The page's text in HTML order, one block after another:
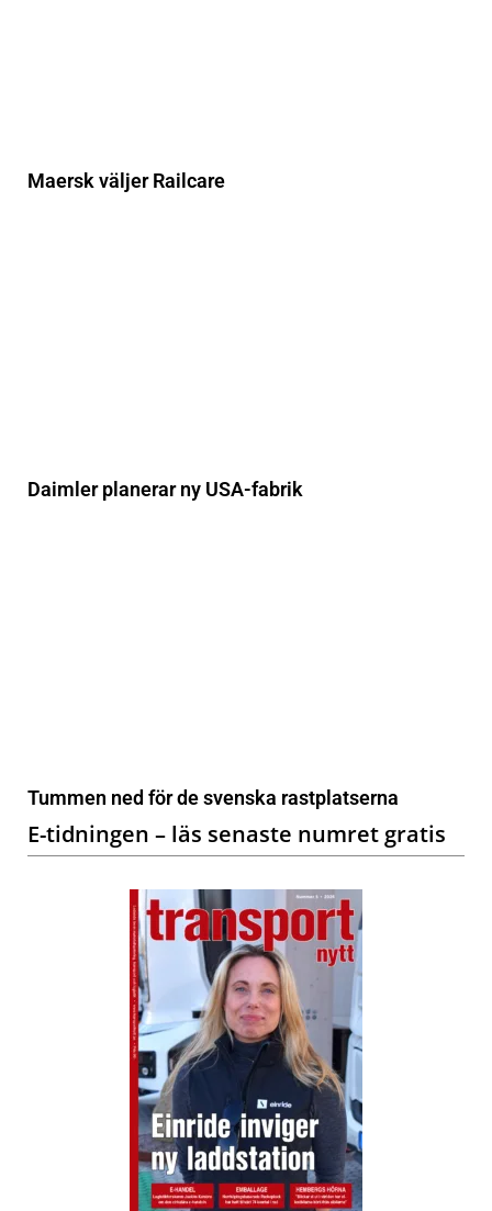
Maersk väljer Railcare
Daimler planerar ny USA-fabrik
Tummen ned för de svenska rastplatserna
E-tidningen – läs senaste numret gratis